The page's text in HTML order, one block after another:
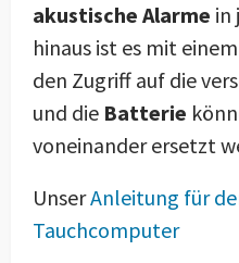
akustische Alarme in
hinaus ist es mit einem
den Zugriff auf die
und die Batterie
voneinander ersetzt
UnserAnleitung für
Tauchcomputer